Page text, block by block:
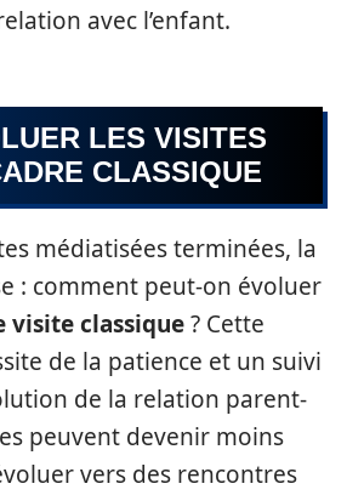
avec l’enfant.
LES VISITES
CLASSIQUE
médiatisées terminées, la
: comment peut-on évoluer
visite classique? Cette
de la patience et un suivi
de la relation parent-
peuvent devenir moins
vers des rencontres